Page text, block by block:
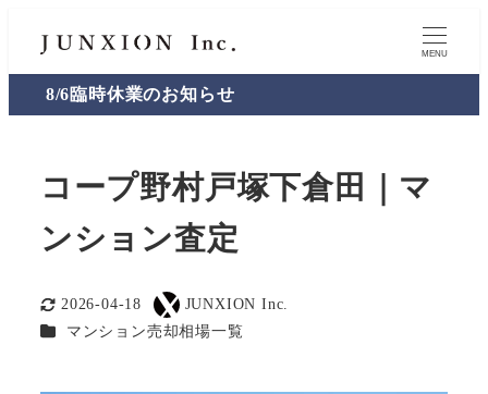
MENU
8/6臨時休業のお知らせ
コープ野村戸塚下倉田｜マ
ンション査定
更新日
2026-04-18
著
者
JUNXION Inc.
カテゴリー
マンション売却相場一覧